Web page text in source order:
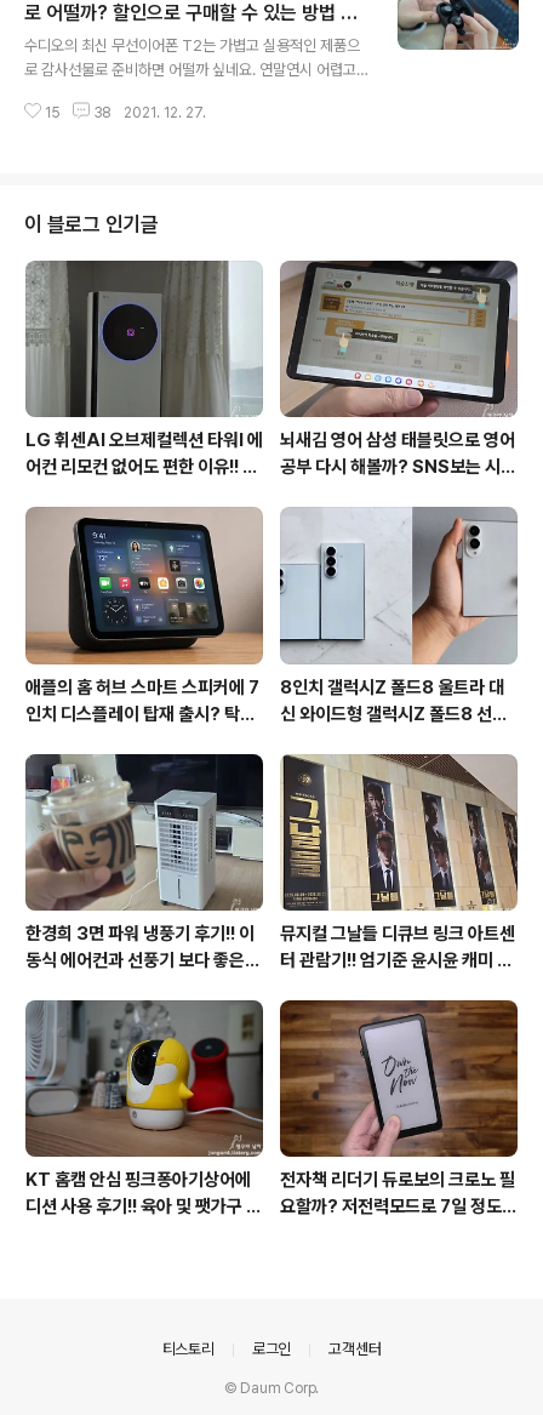
같아요. 코로나19가 세상을 많이 바꾸고 있습니다. 스마트
라이프의 사각지대에 있는 분들에게는 의존도가 높아지고
소외가 될 수 있어 무인매장에서는 좀 더 세심한 판단이 필
로 인해 지난 2년 동안 무인매장의 니즈와 함께 다양한 분
로 어떨까? 할인으로 구매할 수 있는 방법 활
용해봐!!
수디오의 최신 무선이어폰 T2는 가볍고 실용적인 제품으
로 감사선물로 준비하면 어떨까 싶네요. 연말연시 어렵고
무선이어폰 수디오T2를 생각해 보세요. 정상 가격으로 구
감사선물로 더욱 만족도를 높여주지 않을까 싶네요. 물론
몇십만 원 하는 무선이어폰과 비교하면 아쉬운 부분도 있
지만 무난한 제품으로 부담 없이 주고받을 수 있지 않을까
싶네요. 무선이어폰 신제품 수디오 T2 개봉기 다양한 무선
이어폰 라인업을 갖고 있는 수디오의 최신 블루투스이어폰
T2는 더욱 업그레이드된 기능과 콤팩트한 ..
15 38 2021. 12. 27.
이 블로그 인기글
LG 휘센AI 오브제컬렉션 타워I 에
어컨 리모컨 없어도 편한 이유!! 7
후기
뇌새김 영어 삼성 태블릿으로 영어
공부 다시 해볼까? SNS보는 시간
애플의 홈 허브 스마트 스피커에 7
인치 디스플레이 탑재 출시? 탁상
체제 적용!!
8인치 갤럭시Z 폴드8 울트라 대
신 와이드형 갤럭시Z 폴드8 선
이 미제공!!
한경희 3면 파워 냉풍기 후기!! 이
동식 에어컨과 선풍기 보다 좋은
뮤지컬 그날들 디큐브 링크 아트센
터 관람기!! 엄기준 윤시윤 캐미 연
KT 장기고객 초대드림)
KT 홈캠 안심 핑크퐁아기상어에
디션 사용 후기!! 육아 및 팻가구 그
전자책 리더기 듀로보의 크로노 필
요할까? 저전력모드로 7일 정도
티스토리 로그인 고객센터
© Daum Corp.